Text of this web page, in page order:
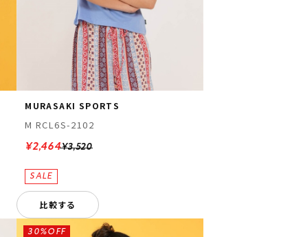
MURASAKI SPORTS
M RCL6S-2102
¥3,520
¥2,464
比較する
30%OFF